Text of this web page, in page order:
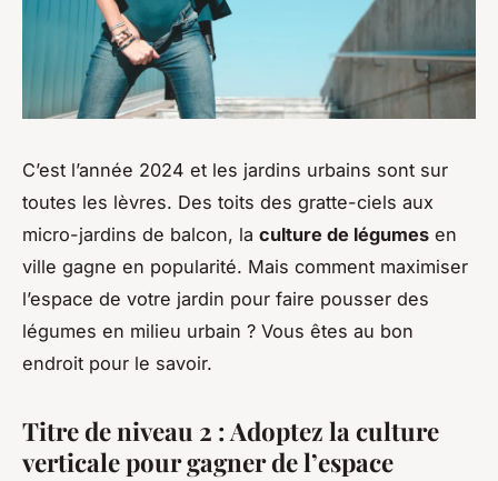
C’est l’année 2024 et les jardins urbains sont sur
toutes les lèvres. Des toits des gratte-ciels aux
micro-jardins de balcon, la culture de légumes en
ville gagne en popularité. Mais comment maximiser
l’espace de votre jardin pour faire pousser des
légumes en milieu urbain ? Vous êtes au bon
endroit pour le savoir.
Titre de niveau 2 : Adoptez la culture
verticale pour gagner de l’espace